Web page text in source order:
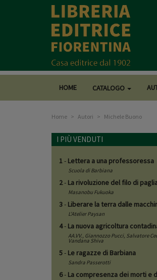
HOME CATALOGO
Home Autori Michele Buono
I PIÙ VENDUTI
1- Lettera a una professoressa
Scuola di Barbiana
2- La rivoluzione del filo di
Masanobu Fukuoka
3- Liberare la terra dalle
L'Atelier Paysan
4- La nuova agricoltura
AA.VV., Giannozzo Pucci, Salvatore
Vandana Shiva
5- Le ragazze di Barbiana
Sandra Passerotti
6- La compresenza dei morti e